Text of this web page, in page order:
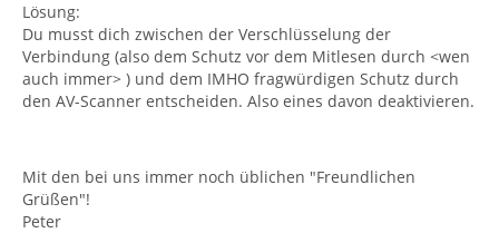
Lösung:
Du musst dich zwischen der Verschlüsselung der
Verbindung (also dem Schutz vor dem Mitlesen durch <wen
auch immer> ) und dem IMHO fragwürdigen Schutz durch
den AV-Scanner entscheiden. Also eines davon deaktivieren.
Mit den bei uns immer noch üblichen "Freundlichen
Grüßen"!
Peter